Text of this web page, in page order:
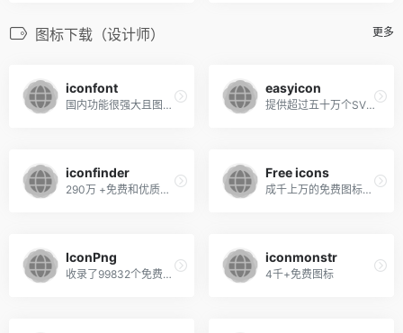
图标下载（设计师） 更多
iconfont
国内功能很强大且图标内容很丰富的矢量图标库
easyicon
提供超过五十万个SVG、PNG、ICO、ICNS格式图标搜索、图标下载服务。
iconfinder
290万 +免费和优质矢量图标。SVG，PNG，AI，CSH和PNG格式。
Free icons
成千上万的免费图标在最大的免费矢量图标数据库！
IconPng
收录了99832个免费的PPT图标ICON素材及网页设计图标资源
iconmonstr
4千+免费图标